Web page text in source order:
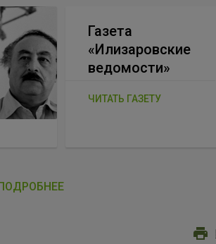
Газета
«Илизаровские
ведомости»
ЧИТАТЬ ГАЗЕТУ